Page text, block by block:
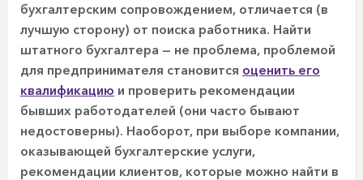
бухгалтерским сопровождением, отличается (в
лучшую сторону) от поиска работника. Найти
штатного бухгалтера — не проблема, проблемой
для предпринимателя становится оценить его
квалификацию и проверить рекомендации
бывших работодателей (они часто бывают
недостоверны). Наоборот, при выборе компании,
оказывающей бухгалтерские услуги,
рекомендации клиентов, которые можно найти в